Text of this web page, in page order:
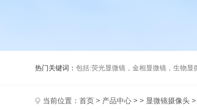
热门关键词： 包括:荧光显微镜，金相显微镜，生物显
当前位置： 首页 > 产品中心 > > 显微镜摄像头